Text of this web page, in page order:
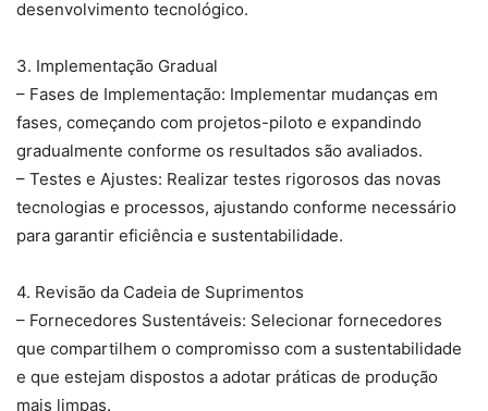
desenvolvimento tecnológico.
3. Implementação Gradual
– Fases de Implementação: Implementar mudanças em
fases, começando com projetos-piloto e expandindo
gradualmente conforme os resultados são avaliados.
– Testes e Ajustes: Realizar testes rigorosos das novas
tecnologias e processos, ajustando conforme necessário
para garantir eficiência e sustentabilidade.
4. Revisão da Cadeia de Suprimentos
– Fornecedores Sustentáveis: Selecionar fornecedores
que compartilhem o compromisso com a sustentabilidade
e que estejam dispostos a adotar práticas de produção
mais limpas.